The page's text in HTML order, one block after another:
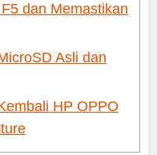
dan Memastikan
Asli dan
HP OPPO